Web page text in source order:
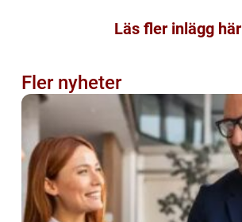
Läs fler inlägg här
Fler nyheter